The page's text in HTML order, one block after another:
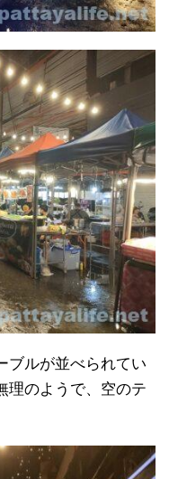
ブルが並べられてい
理のようで、空のテ